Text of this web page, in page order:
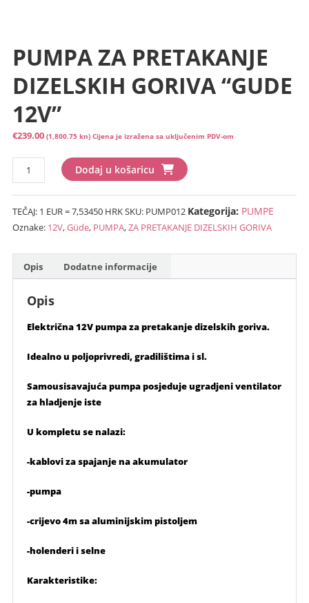
PUMPA ZA PRETAKANJE
DIZELSKIH GORIVA “GUDE
12V”
€239.00 (1,800.75 kn) Cijena je izražena sa uključenim PDV-om
PUMPA
ZA
PRETAKANJE
DIZELSKIH
GORIVA
količina
Dodaj u košaricu
TEČAJ: 1 EUR = 7,53450 HRKSKU: PUMP012 Kategorija: PUMPE
Oznake: 12V,Güde, PUMPA,ZA PRETAKANJE DIZELSKIH GORIVA
Opis Dodatne informacije
Opis
Električna 12V pumpa za pretakanje dizelskih goriva.
Idealno u poljoprivredi, gradilištima i sl.
Samousisavajuća pumpa posjeduje ugradjeni ventilator
za hladjenje iste
U kompletu se nalazi:
-kablovi za spajanje na akumulator
-pumpa
-crijevo 4m sa aluminijskim pistoljem
-holenderi i selne
Karakteristike: